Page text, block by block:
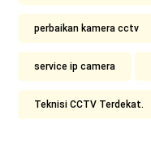
perbaikan kamera cctv
service ip camera
Teknisi CCTV Terdekat.